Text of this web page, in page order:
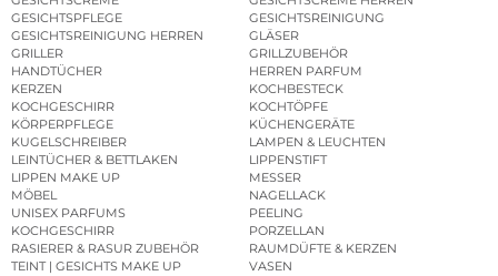
GESICHTSPFLEGE
GESICHTSREINIGUNG
GESICHTSREINIGUNG HERREN
GLÄSER
GRILLER
GRILLZUBEHÖR
HANDTÜCHER
HERREN PARFUM
KERZEN
KOCHBESTECK
KOCHGESCHIRR
KOCHTÖPFE
KÖRPERPFLEGE
KÜCHENGERÄTE
KUGELSCHREIBER
LAMPEN & LEUCHTEN
LEINTÜCHER & BETTLAKEN
LIPPENSTIFT
LIPPEN MAKE UP
MESSER
MÖBEL
NAGELLACK
UNISEX PARFUMS
PEELING
KOCHGESCHIRR
PORZELLAN
RASIERER & RASUR ZUBEHÖR
RAUMDÜFTE & KERZEN
TEINT | GESICHTS MAKE UP
VASEN